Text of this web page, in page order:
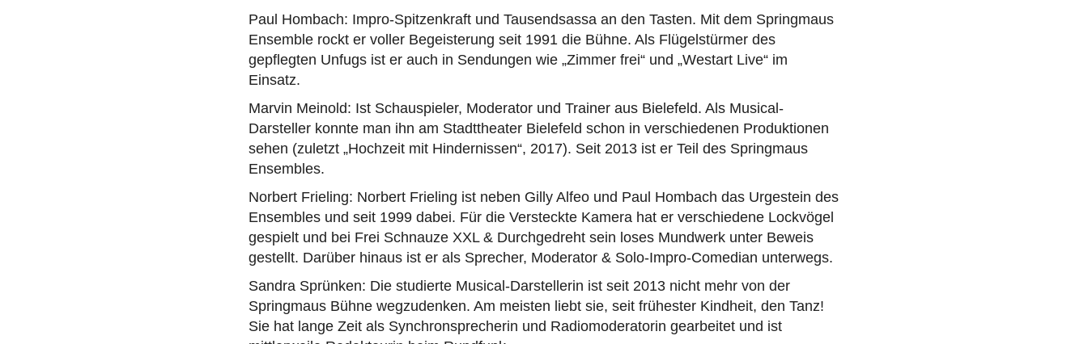
Paul Hombach: Impro-Spitzenkraft und Tausendsassa an den Tasten. Mit dem Springmaus
Ensemble rockt er voller Begeisterung seit 1991 die Bühne. Als Flügelstürmer des
gepflegten Unfugs ist er auch in Sendungen wie „Zimmer frei“ und „Westart Live“ im
Einsatz.
Marvin Meinold: Ist Schauspieler, Moderator und Trainer aus Bielefeld. Als Musical-
Darsteller konnte man ihn am Stadttheater Bielefeld schon in verschiedenen Produktionen
sehen (zuletzt „Hochzeit mit Hindernissen“, 2017). Seit 2013 ist er Teil des Springmaus
Ensembles.
Norbert Frieling: Norbert Frieling ist neben Gilly Alfeo und Paul Hombach das Urgestein des
Ensembles und seit 1999 dabei. Für die Versteckte Kamera hat er verschiedene Lockvögel
gespielt und bei Frei Schnauze XXL & Durchgedreht sein loses Mundwerk unter Beweis
gestellt. Darüber hinaus ist er als Sprecher, Moderator & Solo-Impro-Comedian unterwegs.
Sandra Sprünken: Die studierte Musical-Darstellerin ist seit 2013 nicht mehr von der
Springmaus Bühne wegzudenken. Am meisten liebt sie, seit frühester Kindheit, den Tanz!
Sie hat lange Zeit als Synchronsprecherin und Radiomoderatorin gearbeitet und ist